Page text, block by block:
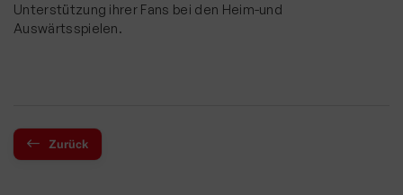
Unterstützung ihrer Fans bei den Heim-und
Auswärtsspielen.
Zurück